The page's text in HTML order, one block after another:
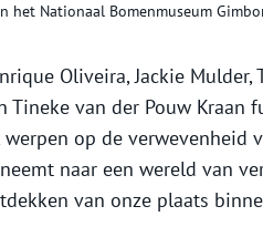
het Nationaal Bomenmuseum
Oliveira, Jackie Mulder,
Tineke van der Pouw Kraan
op de verwevenheid
naar een wereld van
van onze plaats